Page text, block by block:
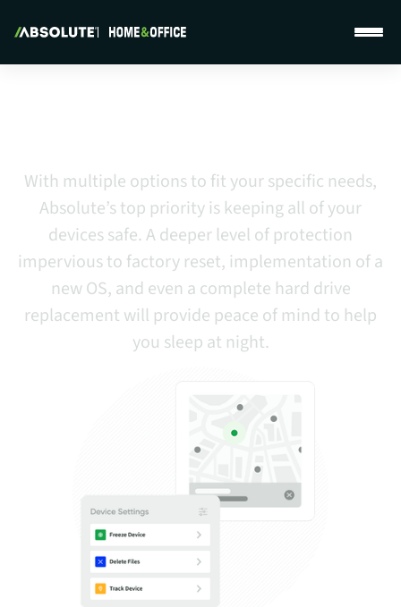
Absolute Home & Office Products
With multiple options to fit your specific needs,
Absolute’s top priority is keeping all of your
devices safe. A deeper level of protection
impervious to factory reset, implementation of a
new OS, and even a complete hard drive
replacement will provide peace of mind to help
you sleep at night.